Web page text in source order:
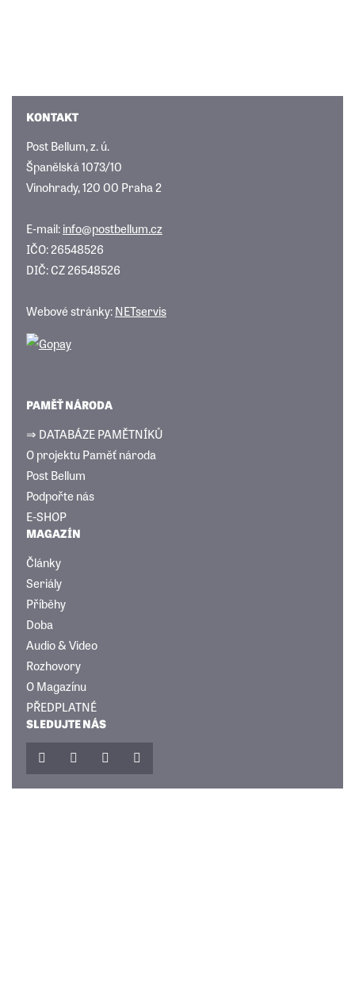
KONTAKT
Post Bellum, z. ú.
Španělská 1073/10
Vinohrady, 120 00 Praha 2
E-mail:info@postbellum.cz
IČO: 26548526
DIČ: CZ 26548526
Webové stránky:NETservis
PAMĚŤ NÁRODA
⇒ DATABÁZE PAMĚTNÍKŮ
O projektu Paměť národa
Post Bellum
Podpořte nás
E-SHOP
MAGAZÍN
Články
Seriály
Příběhy
Doba
Audio & Video
Rozhovory
O Magazínu
PŘEDPLATNÉ
SLEDUJTE NÁS